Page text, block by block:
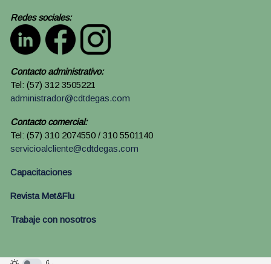
Redes sociales:
Contacto administrativo:
Tel: (57) 312 3505221
administrador@cdtdegas.com
Contacto comercial:
Tel: (57) 310 2074550 / 310 5501140
servicioalcliente@cdtdegas.com
Capacitaciones
Revista Met&Flu
Trabaje con nosotros